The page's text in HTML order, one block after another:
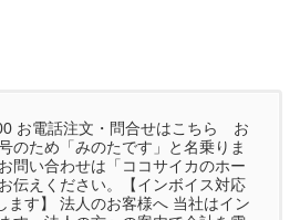
お電話注文・問合せはこちら お
のため「みのたです」と名乗りま
問い合わせは「ココサイカのホー
伝えください。【インボイス対応
ます】 法人のお客様へ 当社はイン